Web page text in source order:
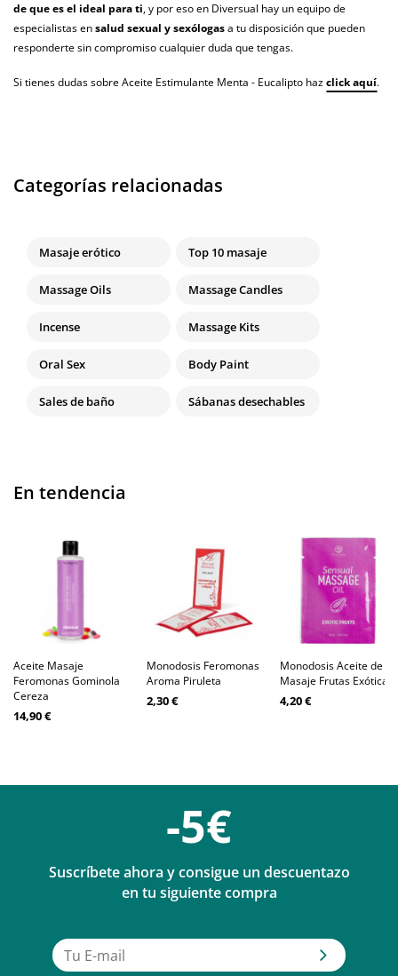
de que es el ideal para ti, y por eso en Diversual hay un equipo de
especialistas ensalud sexual y sexólogasa tu disposición que pueden
responderte sin compromiso cualquier duda que tengas.
Si tienes dudas sobre Aceite Estimulante Menta - Eucalipto hazclick aquí.
Categorías relacionadas
Masaje erótico Top 10 masaje
Massage Oils Massage Candles
Incense Massage Kits
Oral Sex Body Paint
Sales de baño Sábanas desechables
En tendencia
Aceite Masaje
Feromonas Gominola
Cereza
14,90 €
Monodosis Feromonas
Aroma Piruleta
2,30 €
Monodosis Aceite de
Masaje Frutas Exóticas
4,20 €
-5€
Suscríbete ahora y consigue un descuentazo
en tu siguiente compra